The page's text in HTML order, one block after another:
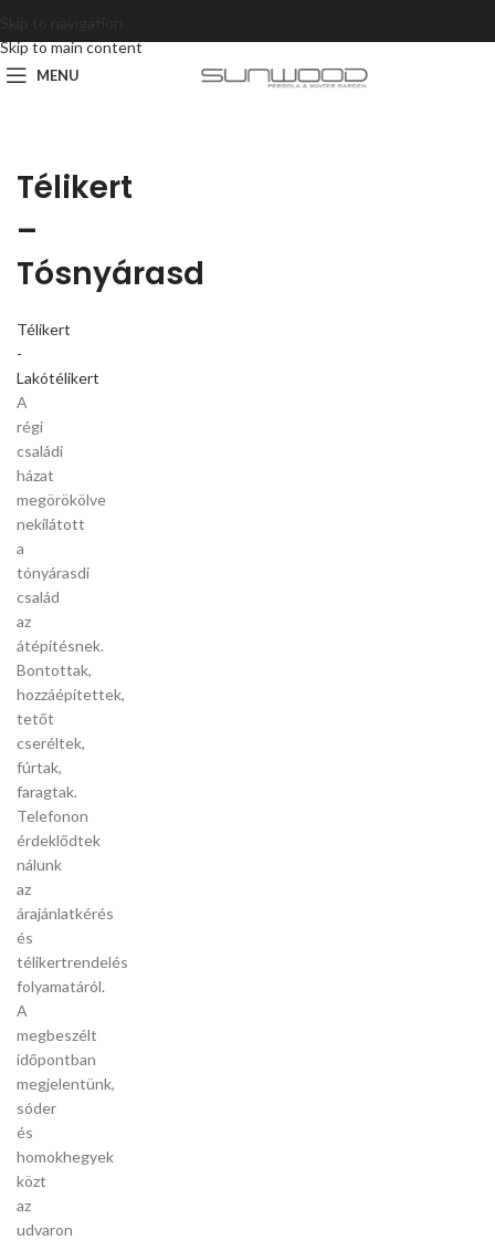
Skip to main content
MENU
Télikert
–
Tósnyárasd
Télikert
-
Lakótélikert
A
régi
családi
házat
megörökölve
nekilátott
a
tónyárasdi
család
az
átépítésnek.
Bontottak,
hozzáépítettek,
tetőt
cseréltek,
fúrtak,
faragtak.
Telefonon
érdeklődtek
nálunk
az
árajánlatkérés
és
télikertrendelés
folyamatáról.
A
megbeszélt
időpontban
megjelentünk,
sóder
és
homokhegyek
közt
az
udvaron